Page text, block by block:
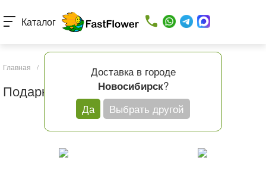
Доставка в городе
Новосибирск?
Да
Выбрать другой
Каталог
Главная / Каталог товаров
Подарки и шары